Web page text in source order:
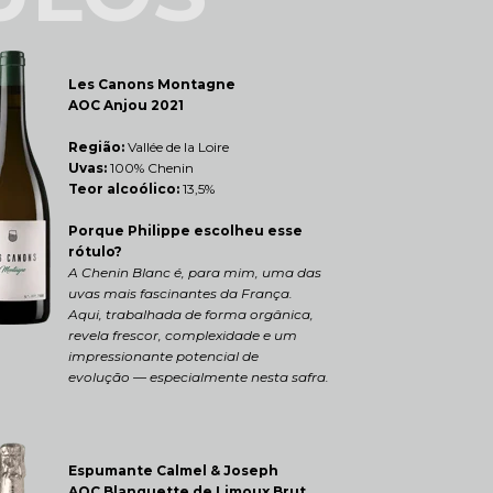
Les Canons Montagne
AOC Anjou 2021
Região: Vallée de la Loire
Uvas: 100% Chenin
Teor alcoólico: 13,5%
Porque Philippe escolheu esse
rótulo?
A Chenin Blanc é, para mim, uma das
uvas mais fascinantes da França.
Aqui, trabalhada de forma orgânica,
revela frescor, complexidade e um
impressionante potencial de
evolução — especialmente nesta safra.
Espumante Calmel & Joseph